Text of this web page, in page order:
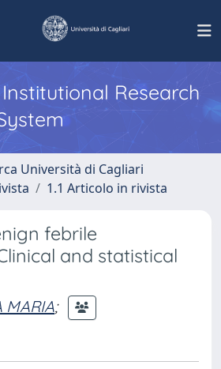
Institutional Research
Università di Cagliari
1.1 Articolo in rivista
febrile
and statistical
MARIA;